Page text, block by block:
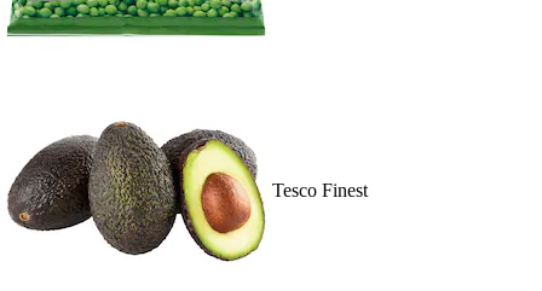
Tesco Finest